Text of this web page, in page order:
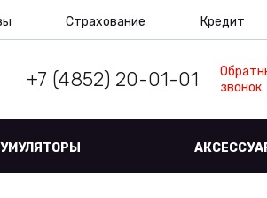
Страхование Кредит
+7 (4852) 20-01-01
звонок